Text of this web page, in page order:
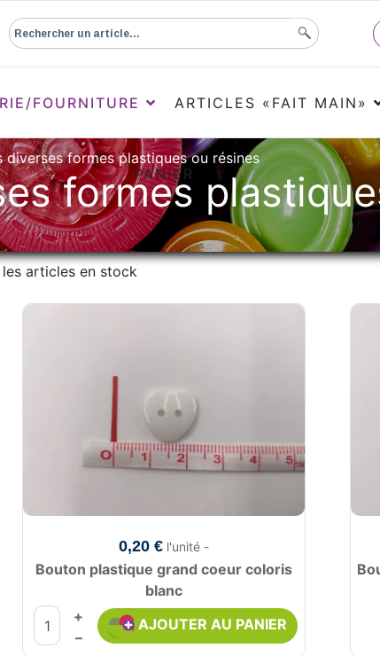
FOURNITURE ARTICLES «FAIT MAIN»
PANIER
diverses formes plastiques ou résines
formes
articles en stock
0,20 € l'unité -
Bouton plastique grand coeur coloris
blanc
+
–
AJOUTER AU PANIER